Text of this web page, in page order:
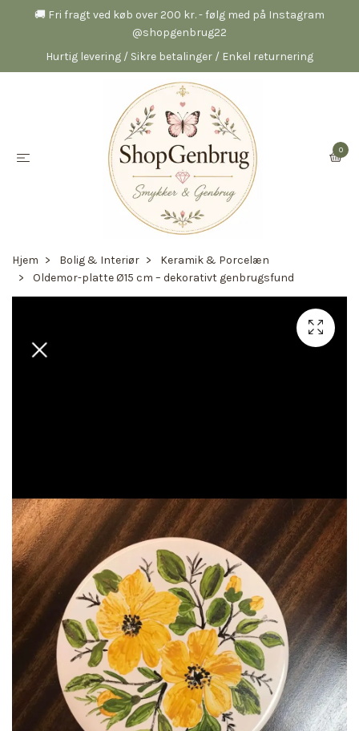
🚚 Fri fragt ved køb over 200 kr. - følg med på Instagram
@shopgenbrug22
Hurtig levering / Sikre betalinger / Enkel returnering
0
Hjem Bolig & Interiør
Keramik & Porcelæn
Oldemor-platte Ø15 cm – dekorativt genbrugsfund